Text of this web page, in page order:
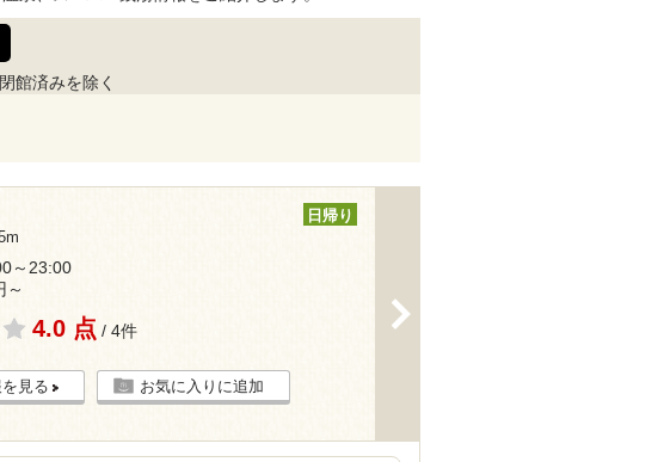
閉館済みを除く
日帰り
～23:00
～
4.0 点 / 4件
見る お気に入りに追加